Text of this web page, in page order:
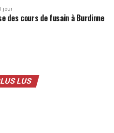
jour
des cours de fusain à Burdinne
LUS